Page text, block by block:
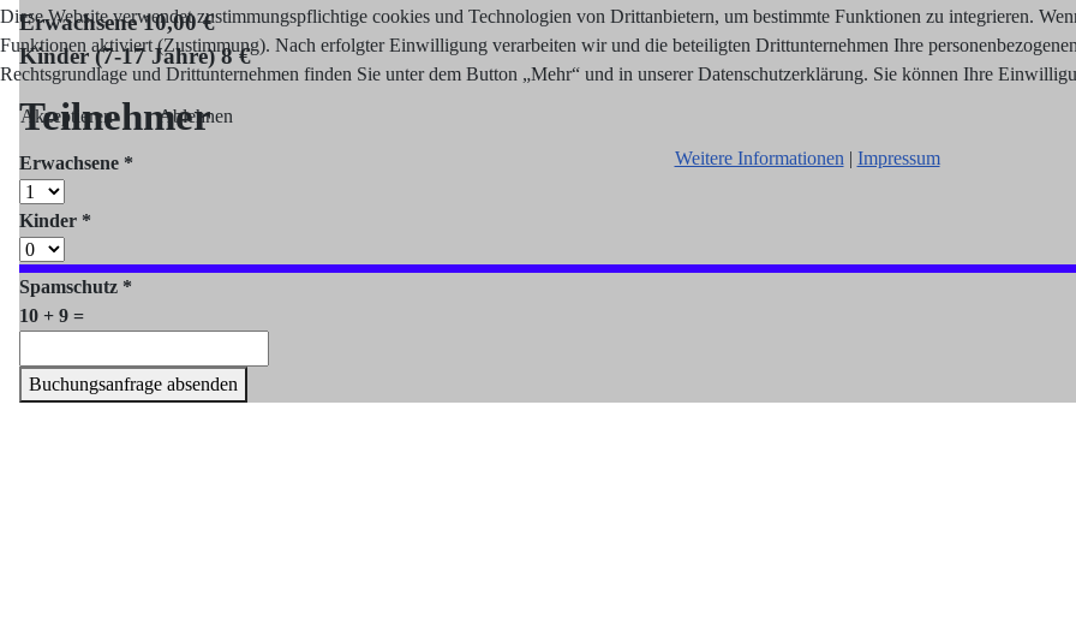
Erwachsene 10,00 €
Kinder (7-17 Jahre) 8 €
Teilnehmer
Erwachsene *
Kinder *
Spamschutz *
10 + 9 =
Buchungsanfrage absenden
Diese Website verwendet zustimmungspflichtige cookies und Technologien von Drittanbietern, um bestimmte Funktionen zu integrieren.
Funktionen aktiviert (Zustimmung). Nach erfolgter Einwilligung verarbeiten wir und die beteiligten Drittunternehmen Ihre
Rechtsgrundlage und Drittunternehmen finden Sie unter dem Button „Mehr“ und in unserer Datenschutzerklärung. Sie können Ihre
Akzeptieren Ablehnen
Weitere Informationen | Impressum